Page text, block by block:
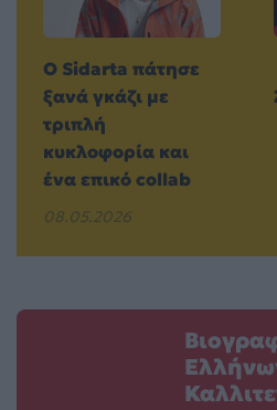
Ο Sidarta πάτησε
ξανά γκάζι με
τριπλή
κυκλοφορία και
ένα επικό collab
08.05.2026